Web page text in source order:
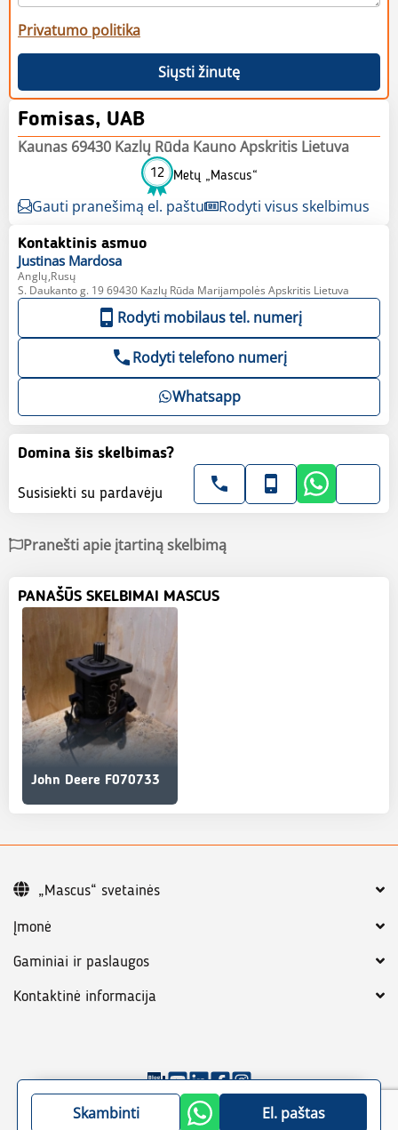
Privatumo politika
Siųsti žinutę
Fomisas, UAB
Kaunas 69430 Kazlų Rūda Kauno Apskritis Lietuva
12 Metų „Mascus“
Gauti pranešimą el. paštu Rodyti visus skelbimus
Kontaktinis asmuo
Justinas Mardosa
Anglų,Rusų
S. Daukanto g. 19 69430 Kazlų Rūda Marijampolės Apskritis Lietuva
Rodyti mobilaus tel. numerį
Rodyti telefono numerį
Whatsapp
Domina šis skelbimas?
Susisiekti su pardavėju
Pranešti apie įtartiną skelbimą
PANAŠŪS SKELBIMAI MASCUS
John Deere F070733
Įmonė
Gaminiai ir paslaugos
Kontaktinė informacija
©2026 „Mascus“
Bendrosios sąlygos
„Mascus“ svetainės
Skambinti El. paštas